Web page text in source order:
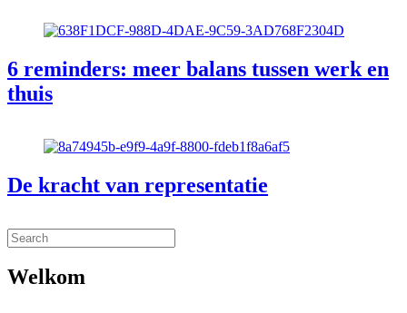
6 reminders: meer balans tussen werk en
thuis
De kracht van representatie
Welkom